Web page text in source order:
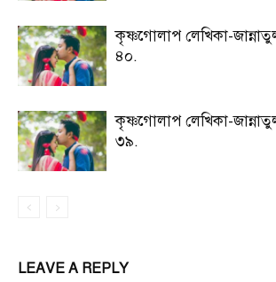
কৃষ্ণগোলাপ লেখিকা-
৪০.
কৃষ্ণগোলাপ লেখিকা-
৩৯.
LEAVE A REPLY